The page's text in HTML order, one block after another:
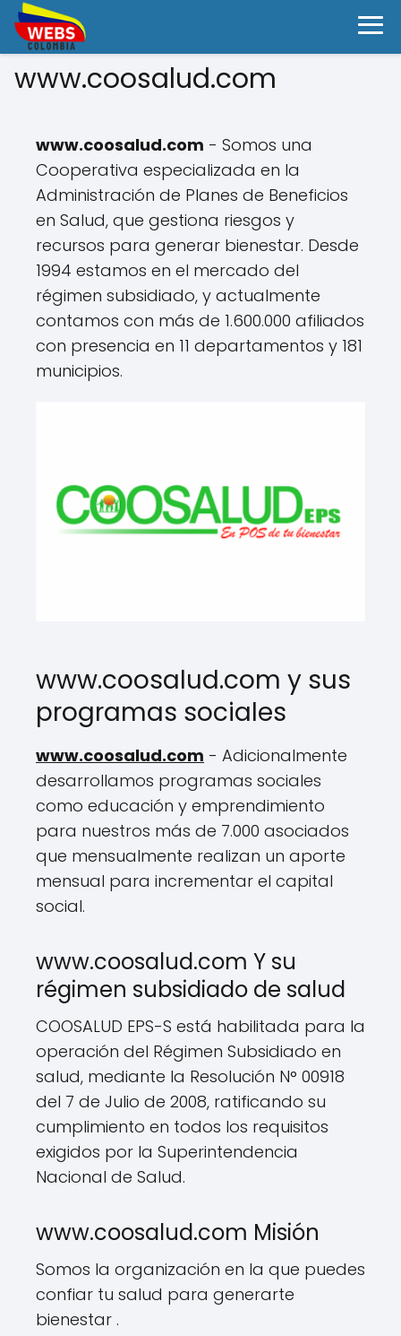
www.coosalud.com
www.coosalud.com - Somos una
Cooperativa especializada en la
Administración de Planes de Beneficios
en Salud, que gestiona riesgos y
recursos para generar bienestar. Desde
1994 estamos en el mercado del
régimen subsidiado, y actualmente
contamos con más de 1.600.000 afiliados
con presencia en 11 departamentos y 181
municipios.
www.coosalud.com y sus
programas sociales
www.coosalud.com - Adicionalmente
desarrollamos programas sociales
como educación y emprendimiento
para nuestros más de 7.000 asociados
que mensualmente realizan un aporte
mensual para incrementar el capital
social.
www.coosalud.com Y su
régimen subsidiado de salud
COOSALUD EPS-S está habilitada para la
operación del Régimen Subsidiado en
salud, mediante la Resolución N° 00918
del 7 de Julio de 2008, ratificando su
cumplimiento en todos los requisitos
exigidos por la Superintendencia
Nacional de Salud.
www.coosalud.com Misión
Somos la organización en la que puedes
confiar tu salud para generarte
bienestar .